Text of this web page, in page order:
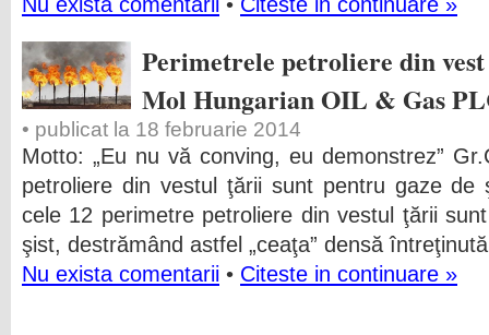
Perimetrele petroliere din
Mol Hungarian OIL & Gas
• publicat la 18 februarie 2014
Motto: „Eu nu vă conving, eu demonstrez”
petroliere din vestul ţării sunt pentru gaze de
cele 12 perimetre petroliere din vestul ţării
şist, destrămând astfel „ceaţa” densă întreţinută
Nu exista comentarii • Citeste in continuare »